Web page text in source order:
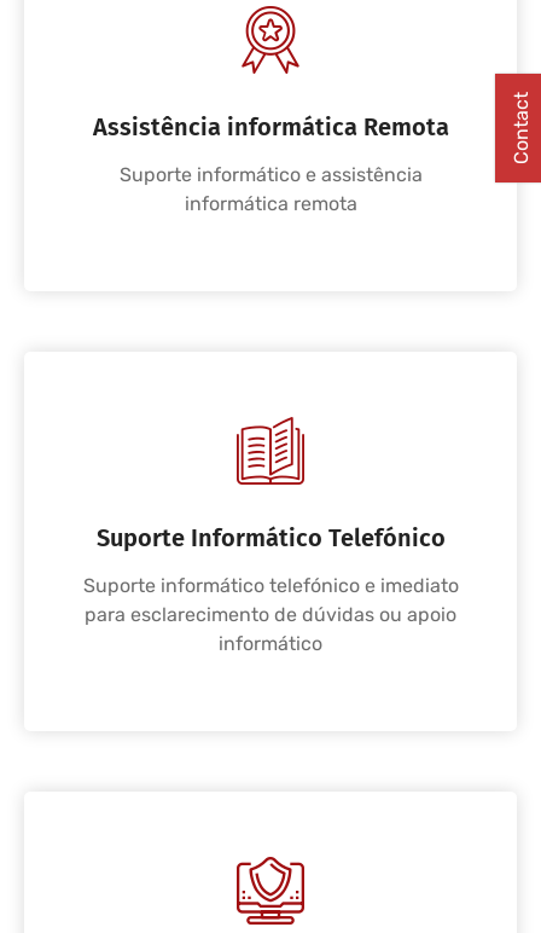
Assistência informática Remota
Suporte informático e assistência
informática remota
Suporte Informático Telefónico
Suporte informático telefónico e imediato
para esclarecimento de dúvidas ou apoio
informático
Contact